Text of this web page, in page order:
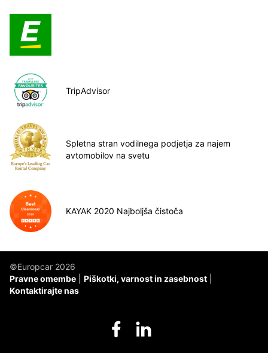
TripAdvisor
Spletna stran vodilnega podjetja za najem
avtomobilov na svetu
KAYAK 2020 Najboljša čistoča
©Europcar 2026
Pravne omembe
Piškotki, varnost in zasebnost
Kontaktirajte nas